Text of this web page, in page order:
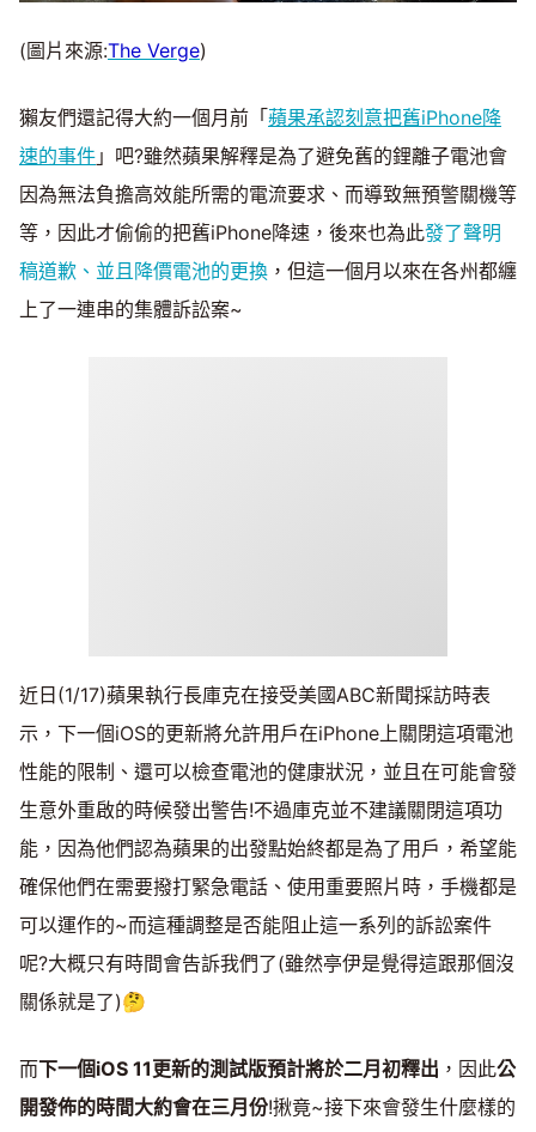
(圖片來源:The Verge)
獺友們還記得大約一個月前「蘋果承認刻意把舊iPhone降
速的事件 」吧?雖然蘋果解釋是為了避免舊的鋰離子電池會
因為無法負擔高效能所需的電流要求、而導致無預警關機等
等，因此才偷偷的把舊iPhone降速，後來也為此發了聲明
稿道歉、並且降價電池的更換 ，但這一個月以來在各州都纏
上了一連串的集體訴訟案~
近日(1/17)蘋果執行長庫克在接受美國ABC新聞採訪時表
示，下一個iOS的更新將允許用戶在iPhone上關閉這項電池
性能的限制、還可以檢查電池的健康狀況，並且在可能會發
生意外重啟的時候發出警告!不過庫克並不建議關閉這項功
能，因為他們認為蘋果的出發點始終都是為了用戶，希望能
確保他們在需要撥打緊急電話、使用重要照片時，手機都是
可以運作的~而這種調整是否能阻止這一系列的訴訟案件
呢?大概只有時間會告訴我們了(雖然亭伊是覺得這跟那個沒
關係就是了)🤔
而下一個iOS 11更新的測試版預計將於二月初釋出 ，因此公
開發佈的時間大約會在三月份!揪竟~接下來會發生什麼樣的